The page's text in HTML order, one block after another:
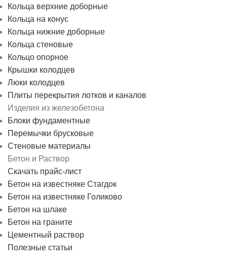
Кольца верхние доборные
Кольца на конус
Кольца нижние доборные
Кольца стеновые
Кольцо опорное
Крышки колодцев
Люки колодцев
Плиты перекрытия лотков и каналов
Изделия из железобетона
Блоки фундаментные
Перемычки брусковые
Стеновые материалы
Бетон и Раствор
Скачать прайс-лист
Бетон на известняке Стагдок
Бетон на известняке Голиково
Бетон на шлаке
Бетон на граните
Цементный раствор
Полезные статьи